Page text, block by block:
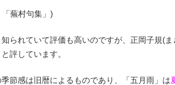
蕪村句集」)
られていて評価も高いのですが、正岡子規(
評しています。
節感は旧暦によるものであり、「五月雨」は